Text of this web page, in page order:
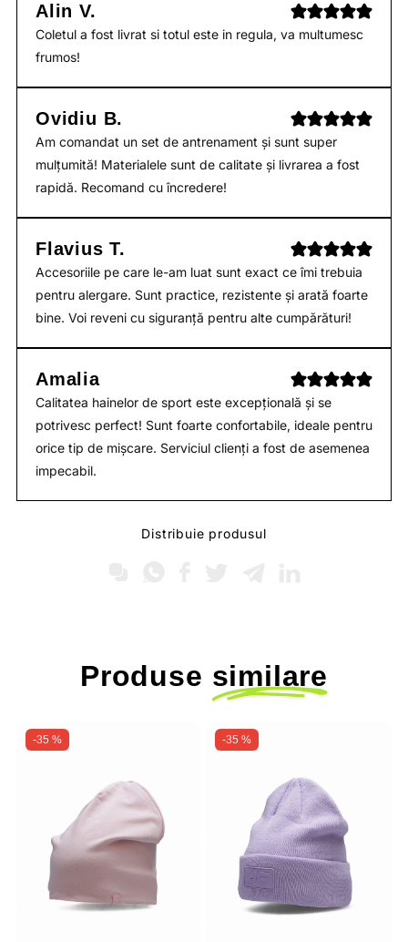
Alin V.
Coletul a fost livrat si totul este in regula, va multumesc
frumos!
Ovidiu B.
Am comandat un set de antrenament și sunt super
mulțumită! Materialele sunt de calitate și livrarea a fost
rapidă. Recomand cu încredere!
Flavius T.
Accesoriile pe care le-am luat sunt exact ce îmi trebuia
pentru alergare. Sunt practice, rezistente și arată foarte
bine. Voi reveni cu siguranță pentru alte cumpărături!
Amalia
Calitatea hainelor de sport este excepțională și se
potrivesc perfect! Sunt foarte confortabile, ideale pentru
orice tip de mișcare. Serviciul clienți a fost de asemenea
impecabil.
Distribuie produsul
Produse similare
-35 % -35 %